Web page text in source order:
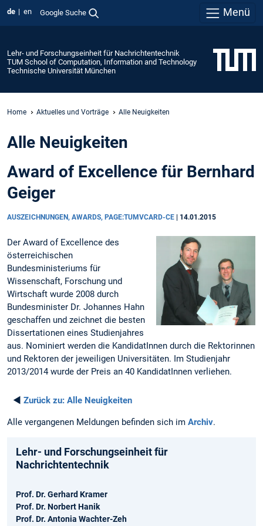
de en Google Suche Menü
Lehr- und Forschungseinheit für Nachrichtentechnik
TUM School of Computation, Information and Technology
Technische Universität München
Home Aktuelles und Vorträge Alle Neuigkeiten
Alle Neuigkeiten
Award of Excellence für Bernhard
Geiger
AUSZEICHNUNGEN, AWARDS, PAGE:TUMVCARD-CE 14.01.2015
Der Award of Excellence des
österreichischen
Bundesministeriums für
Wissenschaft, Forschung und
Wirtschaft wurde 2008 durch
Bundesminister Dr. Johannes Hahn
geschaffen und zeichnet die besten
Dissertationen eines Studienjahres
aus. Nominiert werden die KandidatInnen durch die Rektorinnen
und Rektoren der jeweiligen Universitäten. Im Studienjahr
2013/2014 wurde der Preis an 40 KandidatInnen verliehen.
◄ Zurück zu: Alle Neuigkeiten
Alle vergangenen Meldungen befinden sich im Archiv.
Lehr- und Forschungseinheit für
Nachrichtentechnik
Prof. Dr. Gerhard Kramer
Prof. Dr. Norbert Hanik
Prof. Dr. Antonia Wachter-Zeh